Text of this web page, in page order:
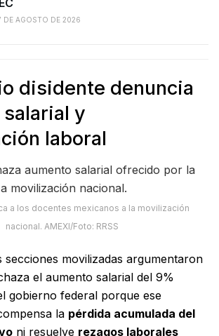
DE AGOSTO DE 2026
disidente denuncia
y
laboral
a los docentes mexicanos a la movilización
nacional. AMEXI/Foto: RRSS
secciones movilizadas argumentaron
el aumento salarial del 9%
gobierno federal porque ese
la pérdida acumulada del
ni resuelve rezagos laborales